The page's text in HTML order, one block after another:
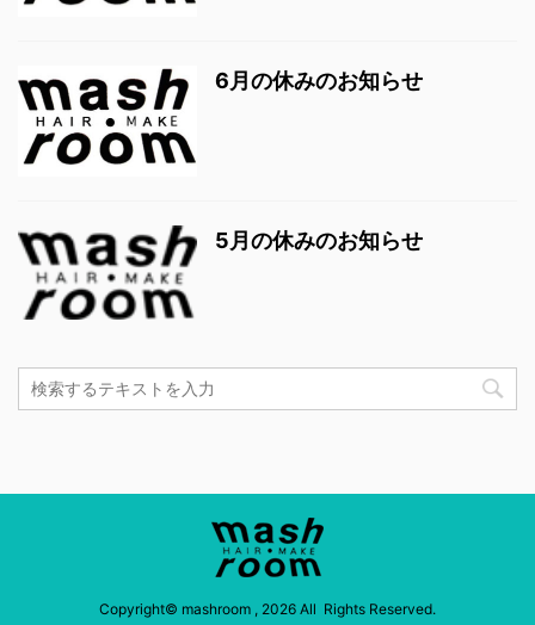
6月の休みのお知らせ
5月の休みのお知らせ
Copyright© mashroom , 2026 All Rights Reserved.